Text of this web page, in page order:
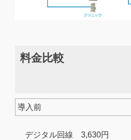
料金比較
導入前
デジタル回線 3,630円